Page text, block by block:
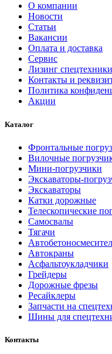
О компании
Новости
Статьи
Вакансии
Оплата и доставка
Сервис
Лизинг спецтехники
Контакты и
Политика
Акции
Каталог
Фронтальные
Вилочные
Мини-погрузчики
Экскаваторы-
Экскаваторы
Катки дорожные
Телескопические
Самосвалы
Тягачи
Автокраны
Асфальтоукладчики
Грейдеры
Дорожные фрезы
Ресайклеры
Запчасти на
Шины для
Контакты